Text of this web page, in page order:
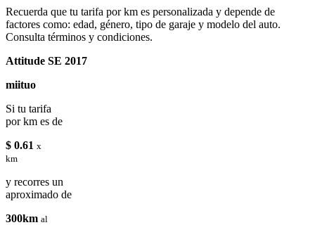
Recuerda que tu tarifa por km es personalizada y depende de
factores como: edad, género, tipo de garaje y modelo del auto.
Consulta términos y condiciones.
Attitude SE 2017
miituo
Si tu tarifa
por km es de
$ 0.61 x
km
y recorres un
aproximado de
300km al